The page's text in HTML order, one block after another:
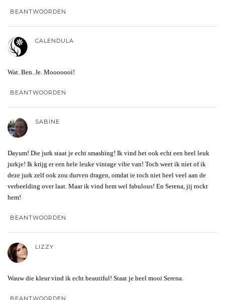
BEANTWOORDEN
CALENDULA
Wat. Ben. Je. Mooooooi!
BEANTWOORDEN
SABINE
Dayum! Die jurk staat je echt smashing! Ik vind het ook echt een heel leuk
jurkje! Ik krijg er een hele leuke vintage vibe van! Toch weet ik niet of ik
deze jurk zelf ook zou durven dragen, omdat ie toch niet heel veel aan de
verbeelding over laat. Maar ik vind hem wel fabulous! En Serena, jij rockt
hem!
BEANTWOORDEN
LIZZY
Wauw die kleur vind ik echt beautiful! Staat je heel mooi Serena.